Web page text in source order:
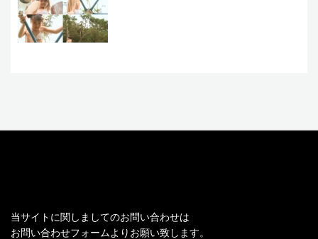
当サイトに関しましてのお問い合わせは
お問い合わせフォームよりお願い致します。